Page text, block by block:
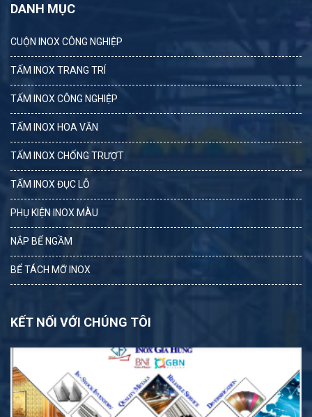
DANH MỤC
CUỘN INOX CÔNG NGHIỆP
TẤM INOX TRANG TRÍ
TẤM INOX CÔNG NGHIỆP
TẤM INOX HOA VĂN
TẤM INOX CHỐNG TRƯỢT
TẤM INOX ĐỤC LỖ
PHỤ KIỆN INOX MÀU
NẮP BỂ NGẦM
BỂ TÁCH MỠ INOX
KẾT NỐI VỚI CHÚNG TÔI